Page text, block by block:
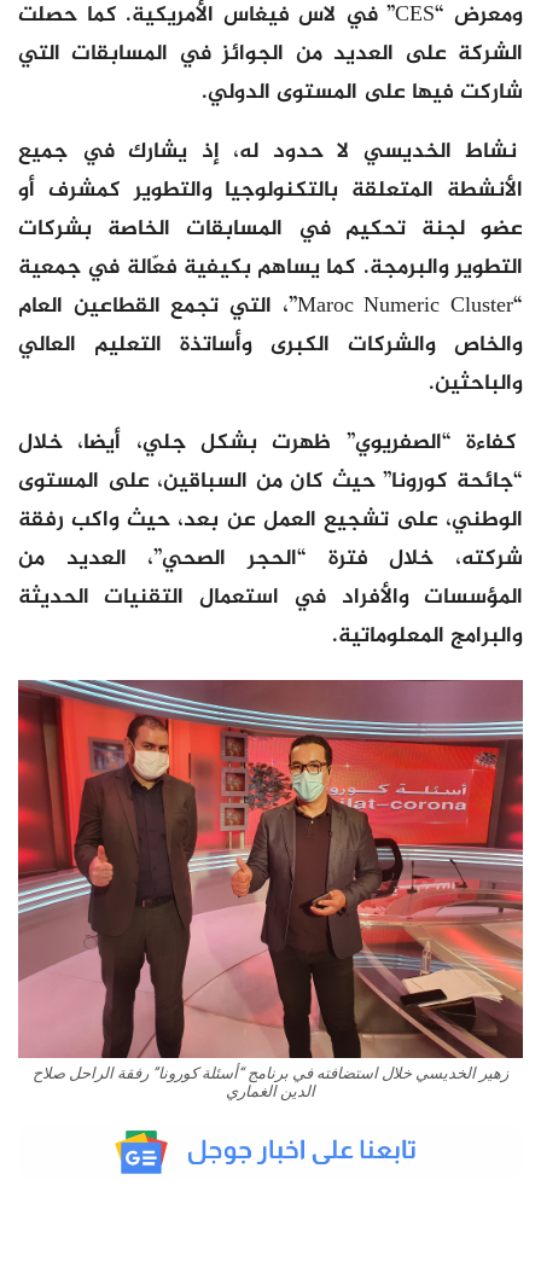
ومعرض “CES” في لاس فيغاس الأمريكية. كما حصلت
الشركة على العديد من الجوائز في المسابقات التي
شاركت فيها على المستوى الدولي.
نشاط الخديسي لا حدود له، إذ يشارك في جميع
الأنشطة المتعلقة بالتكنولوجيا والتطوير كمشرف أو
عضو لجنة تحكيم في المسابقات الخاصة بشركات
التطوير والبرمجة. كما يساهم بكيفية فعّالة في جمعية
“Maroc Numeric Cluster”، التي تجمع القطاعين العام
والخاص والشركات الكبرى وأساتذة التعليم العالي
والباحثين.
كفاءة “الصفريوي” ظهرت بشكل جلي، أيضا، خلال
“جائحة كورونا” حيث كان من السباقين، على المستوى
الوطني، على تشجيع العمل عن بعد، حيث واكب رفقة
شركته، خلال فترة “الحجر الصحي”، العديد من
المؤسسات والأفراد في استعمال التقنيات الحديثة
والبرامج المعلوماتية.
زهير الخديسي خلال استضافته في برنامج “أسئلة كورونا” رفقة الراحل صلاح
الدين الغماري